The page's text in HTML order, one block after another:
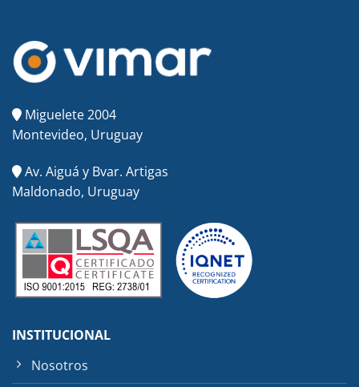
Miguelete 2004
Montevideo, Uruguay
Av. Aiguá y Bvar. Artigas
Maldonado, Uruguay
INSTITUCIONAL
Nosotros